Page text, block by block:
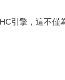
引擎，這不